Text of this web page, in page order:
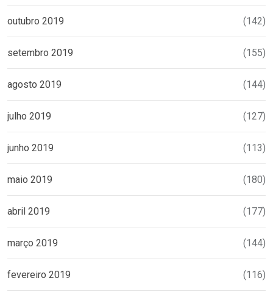
outubro 2019 (142)
setembro 2019 (155)
agosto 2019 (144)
julho 2019 (127)
junho 2019 (113)
maio 2019 (180)
abril 2019 (177)
março 2019 (144)
fevereiro 2019 (116)